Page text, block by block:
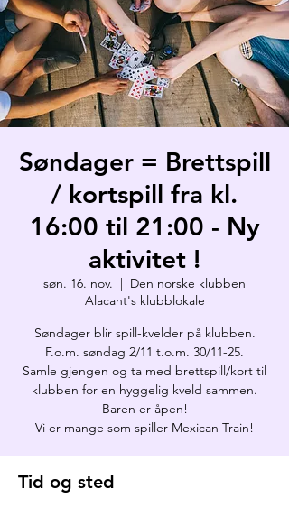
Søndager = Brettspill
/ kortspill fra kl.
16:00 til 21:00 - Ny
aktivitet !
søn. 16. nov.
  |
Den norske klubben
Alacant's klubblokale
Søndager blir spill-kvelder på klubben.
F.o.m. søndag 2/11 t.o.m. 30/11-25.
Samle gjengen og ta med brettspill/kort til
klubben for en hyggelig kveld sammen.
Baren er åpen!
Vi er mange som spiller Mexican Train!
Tid og sted